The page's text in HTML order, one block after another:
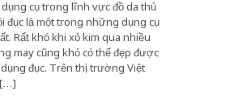
cụ trong lĩnh vực đồ da thủ
đục là một trong những dụng cụ
Rất khó khi xỏ kim qua nhiều
may cũng khó có thể đẹp được
đục. Trên thị trường Việt
[…]